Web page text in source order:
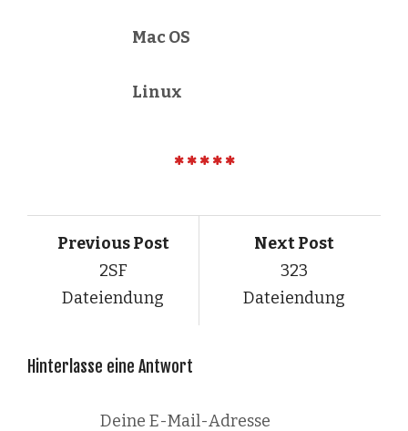
Mac OS
Linux
Previous Post
2SF
Dateiendung
Next Post
323
Dateiendung
Hinterlasse eine Antwort
Deine E-Mail-Adresse